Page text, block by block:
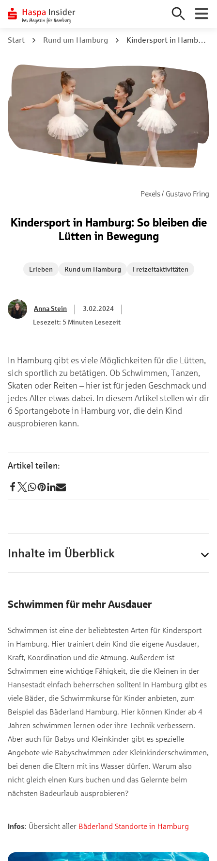
Inhalt
Start Rund um Hamburg Kindersport in Hamburg: So bleiben die Lütten in Bewegung
Pexels / Gustavo Fring
Kindersport in Hamburg: So bleiben die
Lütten in Bewegung
Erleben Rund um Hamburg Freizeitaktivitäten
Anna Stein
3.02.2024
Lesezeit: 5 Minuten Lesezeit
In Hamburg gibt es viele Möglichkeiten für die Lütten,
sich sportlich zu betätigen. Ob Schwimmen, Tanzen,
Skaten oder Reiten – hier ist für jeden Geschmack und
jedes Alter etwas dabei. In diesem Artikel stellen wir dir
6 Sportangebote in Hamburg vor, die dein Kind
ausprobieren kann.
Inhalte im Überblick
Schwimmen für mehr Ausdauer
Schwimmen ist eine der beliebtesten Arten für Kindersport
in Hamburg. Hier trainiert dein Kind die eigene Ausdauer,
Kraft, Koordination und die Atmung. Außerdem ist
Schwimmen eine wichtige Fähigkeit, die die Kleinen in der
Hansestadt einfach beherrschen sollten! In Hamburg gibt es
viele Bäder, die Schwimmkurse für Kinder anbieten, zum
Beispiel das Bäderland Hamburg. Hier können Kinder ab 4
Jahren schwimmen lernen oder ihre Technik verbessern.
Aber auch für Babys und Kleinkinder gibt es spezielle
Angebote wie Babyschwimmen oder Kleinkinderschwimmen,
bei denen die Eltern mit ins Wasser dürfen. Warum also
nicht gleich einen Kurs buchen und das Gelernte beim
nächsten Badeurlaub ausprobieren?
Infos: Übersicht aller Bäderland Standorte in Hamburg